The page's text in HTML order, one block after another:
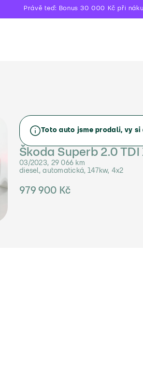
Právě teď: Bonus 30 000 Kč při
Toto auto jsme prodali, vy si
Škoda Superb 2.0
03/2023, 29 066 km
diesel, automatická, 147kw, 4x2
979 900 Kč